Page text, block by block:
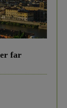
far